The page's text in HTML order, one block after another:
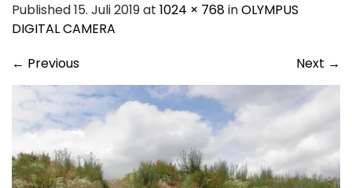
Published 15. Juli 2019 at 1024 × 768inOLYMPUS
DIGITAL CAMERA
← Previous Next →